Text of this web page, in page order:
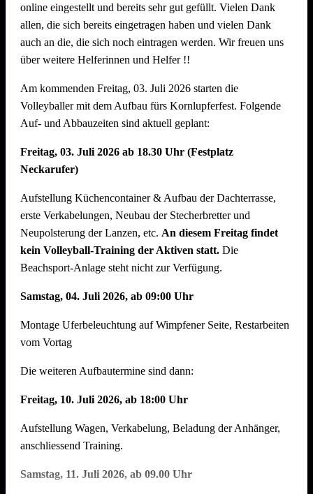
Freitag, 17. Juli 2026 ab 16.00 Uhr
Restarbeiten, Fertigstellung Gelände und Inbetriebnahme
technische Gerätschaften
Samstag, 18. Juli 2026 ab 09.00 Uhr
Dekoration Festplatz, Preisaushang, Herstellung Salate
Dienstag, 21. Juli 2026 ab 09.00 Uhr
auch der Abbau muss organisiert sein. Bitte helft mit, dass
nach intensiven Festtagen mit vielen Helferinnen und Helfern
der Abbau schnell und zügig voranschreitet. Hier können wir
jede helfende Hand gebrauchen.Auch nach einem
Arbeitstag am Arbeitsplatz bitte zum Feierabend ans
reichlich für alle Helfer vorhanden!
online eingestellt und bereits sehr gut gefüllt. Vielen Dank
allen, die sich bereits eingetragen haben und vielen Dank
auch an die, die sich noch eintragen werden. Wir freuen uns
über weitere Helferinnen und Helfer !!
Am kommenden Freitag, 03. Juli 2026 starten die
Volleyballer mit dem Aufbau fürs Kornlupferfest. Folgende
Auf- und Abbauzeiten sind aktuell geplant:
Freitag, 03. Juli 2026 ab 18.30 Uhr (Festplatz
Neckarufer)
Aufstellung Küchencontainer & Aufbau der Dachterrasse,
erste Verkabelungen, Neubau der Stecherbretter und
Neupolsterung der Lanzen, etc. An diesem Freitag findet
kein Volleyball-Training der Aktiven statt. Die
Beachsport-Anlage steht nicht zur Verfügung.
Samstag, 04. Juli 2026, ab 09:00 Uhr
Montage Uferbeleuchtung auf Wimpfener Seite, Restarbeiten
vom Vortag
Die weiteren Aufbautermine sind dann:
Freitag, 10. Juli 2026, ab 18:00 Uhr
Aufstellung Wagen, Verkabelung, Beladung der Anhänger,
anschliessend Training.
Samstag, 11. Juli 2026, ab 09.00 Uhr